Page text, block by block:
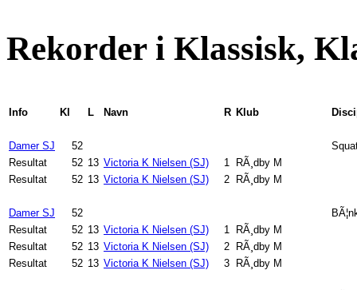
Rekorder i Klassisk,
Info Kl L Navn R Klub
Damer SJ 52
Resultat
52 13 Victoria K Nielsen (SJ) 1
RÃ¸dby M
Resultat
52 13 Victoria K Nielsen (SJ) 2 RÃ¸dby M
Damer SJ 52
Resultat
52 13 Victoria K Nielsen (SJ) 1
RÃ¸dby M
Resultat
52 13 Victoria K Nielsen (SJ) 2
RÃ¸dby M
Resultat
52 13 Victoria K Nielsen (SJ) 3 RÃ¸dby M